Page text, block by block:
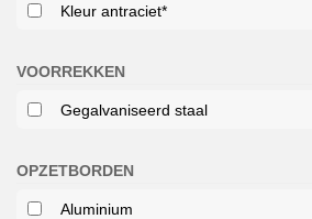
Kleur antraciet*
VOORREKKEN
Gegalvaniseerd staal
OPZETBORDEN
Aluminium